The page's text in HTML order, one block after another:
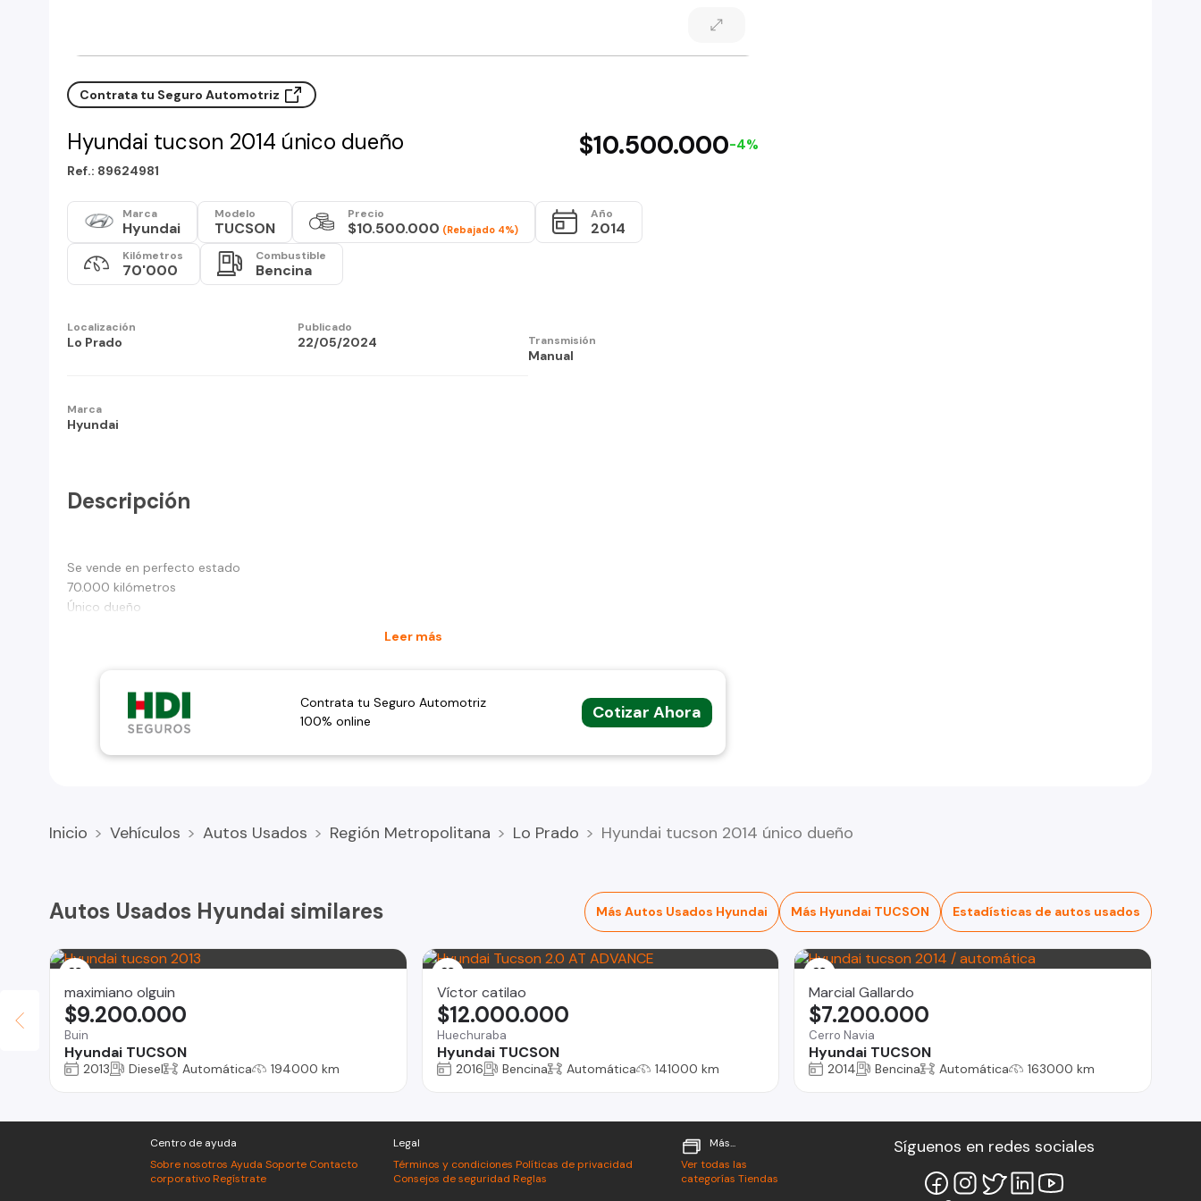
Contrata tu Seguro Automotriz
Hyundai tucson 2014 único dueño $10.500.000-4%
Ref.: 89624981
Marca
Hyundai
Modelo
TUCSON
Precio
$10.500.000 (Rebajado 4%)
Año
2014
Kilómetros
70'000
Combustible
Bencina
Localización
Lo Prado
Publicado
22/05/2024 Transmisión
Manual
Marca
Hyundai
Descripción
Se vende en perfecto estado
70.000 kilómetros
Único dueño
Leer más
Contrata tu Seguro Automotriz
100% online
Cotizar Ahora
Inicio Vehículos Autos Usados Región Metropolitana Lo Prado Hyundai tucson 2014 único dueño
Autos Usados Hyundai similares Más Autos Usados Hyundai Más Hyundai TUCSON Estadísticas de autos usados
maximiano olguin
Buin
Hyundai TUCSON
$9.200.000
2013 Diesel Automática 194000 km
Víctor catilao
Huechuraba
Hyundai TUCSON
$12.000.000
2016 Bencina Automática 141000 km
Marcial Gallardo
Cerro Navia
Hyundai TUCSON
$7.200.000
2014 Bencina Automática 163000 km
Centro de ayuda
Sobre nosotros Ayuda Soporte Contacto
corporativo Regístrate
Legal
Términos y condiciones Políticas de privacidad
Consejos de seguridad Reglas
Más...
Ver todas las
categorías Tiendas
Síguenos en redes sociales